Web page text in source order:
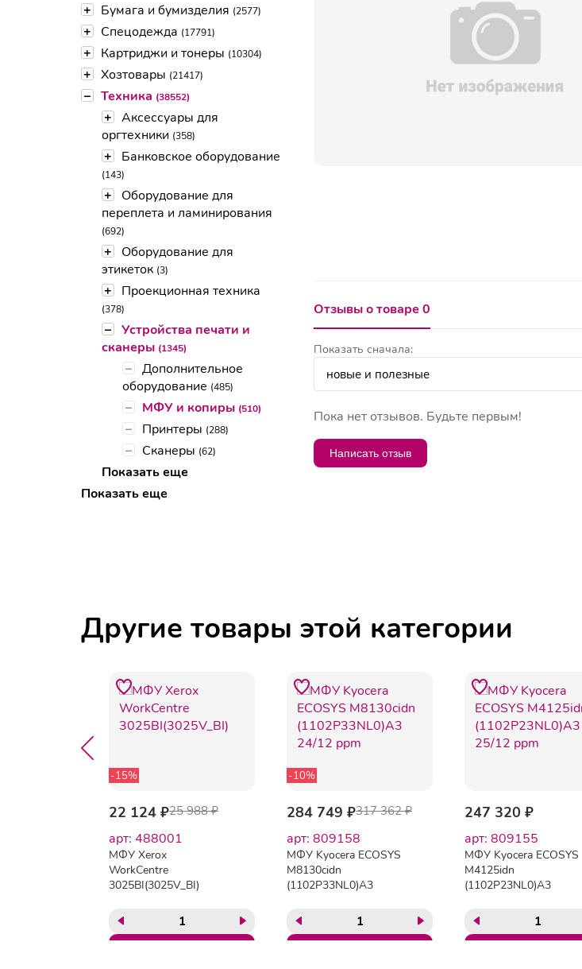
+ Бумага и бумизделия (2577)
+ Спецодежда (17791)
+ Картриджи и тонеры (10304)
+ Хозтовары (21417)
– Техника (38552)
+ Аксессуары для
оргтехники (358)
+ Банковское оборудование
(143)
+
Оборудование для
переплета и ламинирования
(692)
+
Оборудование для
этикеток (3)
+ Проекционная техника
(378)
– Устройства печати и
сканеры (1345)
– Дополнительное
оборудование (485)
– МФУ и копиры (510)
– Принтеры (288)
– Сканеры (62)
Показать еще
Показать еще
Отзывы о товаре 0
Показать сначала:
Пока нет отзывов. Будьте первым!
Написать отзыв
Другие товары этой категории
-15%
22 124 ₽25 988 ₽
арт: 488001
МФУ Xerox
WorkCentre
3025BI(3025V_BI)
-10%
284 749 ₽317 362 ₽
арт: 809158
МФУ Kyocera ECOSYS
M8130cidn
(1102P33NL0)A3
247 320 ₽
арт: 809155
МФУ Kyocera ECOSYS
M4125idn
(1102P23NL0)A3